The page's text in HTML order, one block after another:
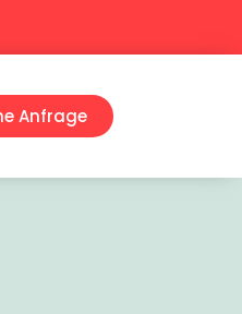
Anfrage